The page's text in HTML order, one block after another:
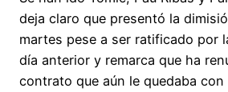
deja claro que presentó la
martes pese a ser ratificado por
día anterior y remarca que ha
contrato que aún le quedaba con